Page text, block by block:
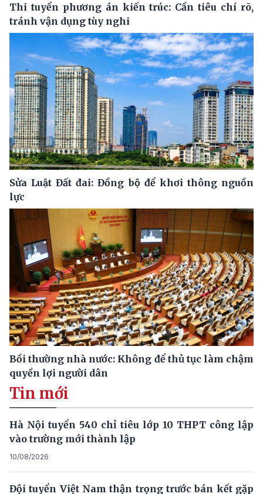
Thi tuyển phương án kiến trúc: Cần tiêu chí rõ,
tránh vận dụng tùy nghi
Sửa Luật Đất đai: Đồng bộ để khơi thông nguồn
lực
Bồi thường nhà nước: Không để thủ tục làm chậm
quyền lợi người dân
Tin mới
Hà Nội tuyển 540 chỉ tiêu lớp 10 THPT công lập
vào trường mới thành lập
10/08/2026
Đội tuyển Việt Nam thận trọng trước bán kết gặp